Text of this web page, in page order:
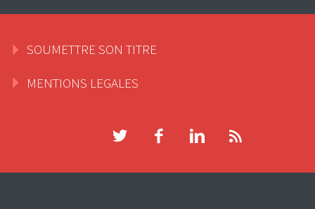
SOUMETTRE SON TITRE
MENTIONS LEGALES